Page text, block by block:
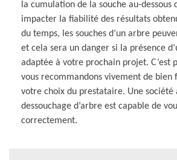
la cumulation de la souche au-
impacter la fiabilité des résultats
du temps, les souches d’un arbre
et cela sera un danger si la présence
adaptée à votre prochain projet. C’est
vous recommandons vivement de bien
votre choix du prestataire. Une société
dessouchage d’arbre est capable de
correctement.